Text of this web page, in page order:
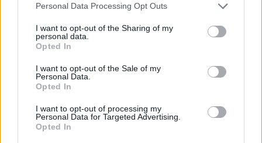
Personal Data Processing Opt Outs
I want to opt-out of the Sharing of my
personal data.
Opted In
I want to opt-out of the Sale of my
Personal Data.
Opted In
I want to opt-out of processing my
Personal Data for Targeted Advertising.
Opted In
Megérkezett az eső a Duna vízgyűjtőjére